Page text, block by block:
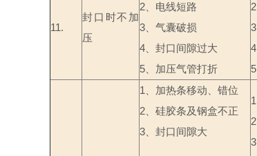
11.
封口时不加
压
2 、电线短路
3 、气囊破损
4 、封口间隙过大
5 、加压气管打折
2
3
4
5
1
、加热条移动、错位
2 、硅胶条及钢盒不正
3 、封口间隙大
1
2
3